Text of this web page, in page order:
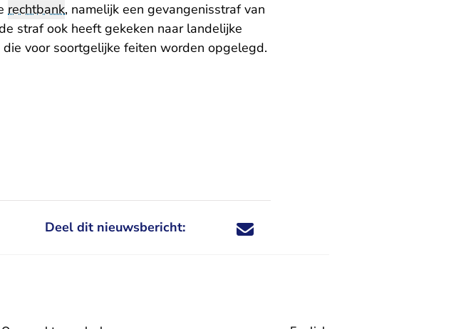
rechtbank, namelijk een gevangenisstraf van
straf ook heeft gekeken naar landelijke
voor soortgelijke feiten worden opgelegd.
Deel dit nieuwsbericht: Deel dit nieuwsbericht via X - U verlaat
Deel dit nieuwsbericht via Facebook - U
Deel dit nieuwsbericht via e-mail
Deel dit nieuwsbericht via LinkedIn - U